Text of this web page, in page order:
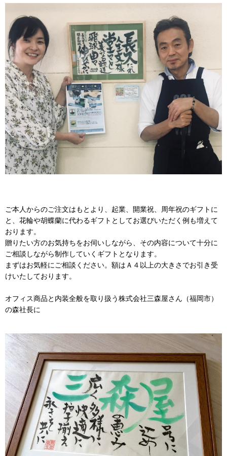
ご本人からのご注文はもとより、起業、開業祝、周年祝のギフトに
と、花輪や胡蝶蘭に代わるギフトとしてお選びいただく例も増えて
おります。
贈りたい方のお気持ちをお伺いしながら、その内容について十分に
ご相談しながら制作していくギフトとなります。
まずはお気軽にご相談ください。額はＡ４以上の大きさでお引き受
けいたしております。
オフィス商品と内装全般を取り扱う株式会社三森屋さん（福岡市）
の森社長に